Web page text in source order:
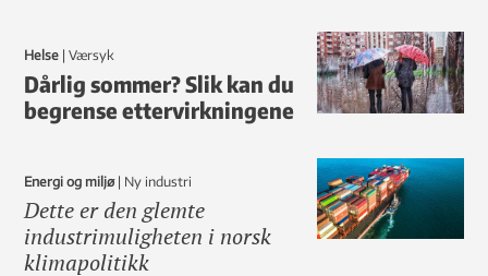
Helse | Værsyk
Dårlig sommer? Slik kan du
begrense ettervirkningene
Energi og miljø | ny industri
Dette er den glemte
industrimuligheten i norsk
klimapolitikk